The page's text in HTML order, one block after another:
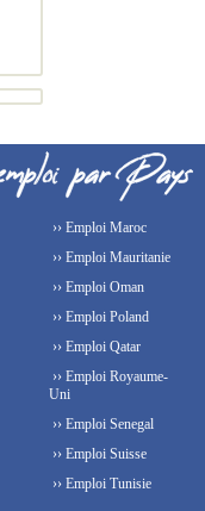
›› Emploi Maroc
›› Emploi Mauritanie
›› Emploi Oman
›› Emploi Poland
›› Emploi Qatar
›› Emploi Royaume-
Uni
›› Emploi Senegal
›› Emploi Suisse
›› Emploi Tunisie